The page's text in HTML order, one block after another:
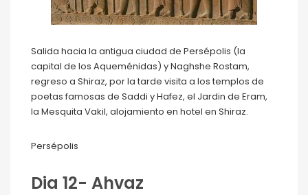
Salida hacia la antigua ciudad de Persépolis (la
capital de los Aqueménidas) y Naghshe Rostam,
regreso a Shiraz, por la tarde visita a los templos de
poetas famosas de Saddi y Hafez, el Jardin de Eram,
la Mesquita Vakil, alojamiento en hotel en Shiraz.
Persépolis
Dia 12- Ahvaz